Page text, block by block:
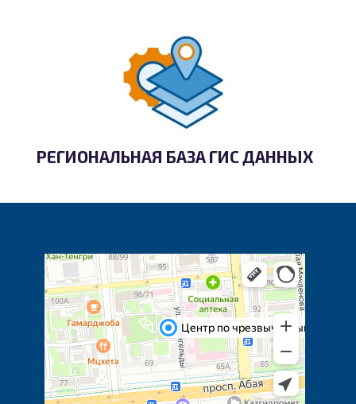
РЕГИОНАЛЬНАЯ БАЗА ГИС ДАННЫХ